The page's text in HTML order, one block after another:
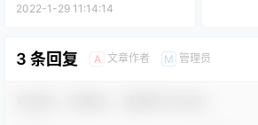
2022-1-29 11:14:14
3 条回复 A 文章作者 M 管理员